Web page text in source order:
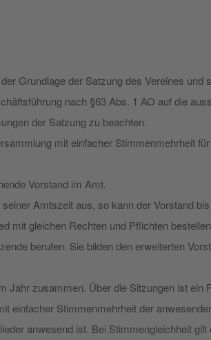
Grundlage der Satzung des Vereines
nach §63 Abs. 1 AO auf die
der Satzung zu beachten.
mit einfacher Stimmenmehrheit
Vorstand im Amt.
Amtszeit aus, so kann der Vorstand
mit gleichen Rechten und Pflichten
berufen. Sie bilden den erweiterten
Jahr zusammen. Über die Sitzungen ist
einfacher Stimmenmehrheit der
anwesend ist. Bei Stimmengleichheit gilt